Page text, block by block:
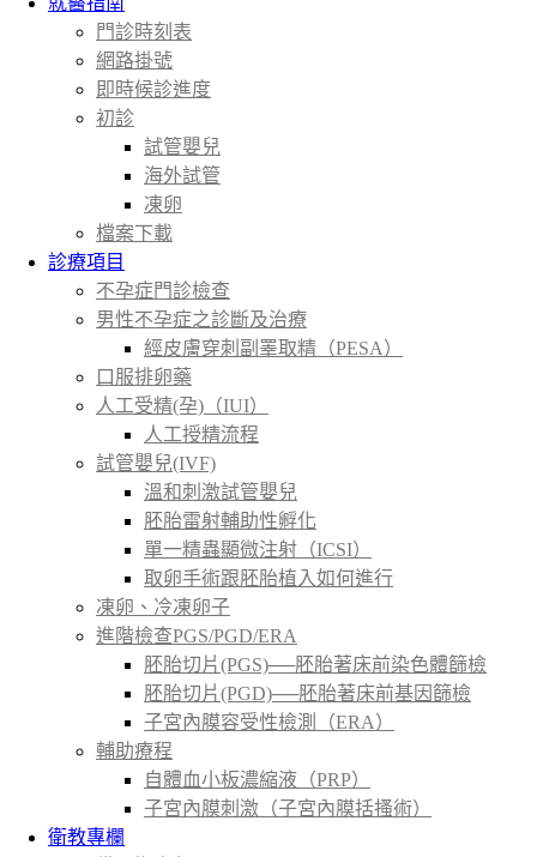
門診時刻表
網路掛號
即時候診進度
初診
試管嬰兒
海外試管
凍卵
檔案下載
診療項目
不孕症門診檢查
男性不孕症之診斷及治療
經皮膚穿刺副睪取精（PESA）
口服排卵藥
人工受精(孕)（IUI）
人工授精流程
試管嬰兒(IVF)
溫和刺激試管嬰兒
胚胎雷射輔助性孵化
單一精蟲顯微注射（ICSI）
取卵手術跟胚胎植入如何進行
凍卵、冷凍卵子
進階檢查PGS/PGD/ERA
胚胎切片(PGS)──胚胎著床前染色體篩檢
胚胎切片(PGD)──胚胎著床前基因篩檢
子宮內膜容受性檢測（ERA）
輔助療程
自體血小板濃縮液（PRP）
子宮內膜刺激（子宮內膜括搔術）
衛教專欄